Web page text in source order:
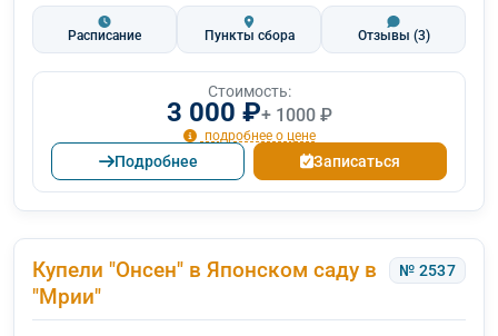
Расписание Пункты сбора Отзывы (3)
Стоимость:
3 000 ₽+ 1000 ₽
подробнее о цене
Подробнее Записаться
Купели "Онсен" в Японском саду в
"Мрии"
№ 2537